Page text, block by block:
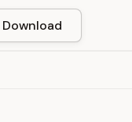
Download